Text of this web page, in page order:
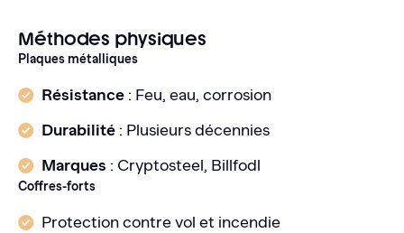
Méthodes physiques
Plaques métalliques
Résistance : Feu, eau, corrosion
Durabilité : Plusieurs décennies
Marques : Cryptosteel, Billfodl
Coffres-forts
Protection contre vol et incendie